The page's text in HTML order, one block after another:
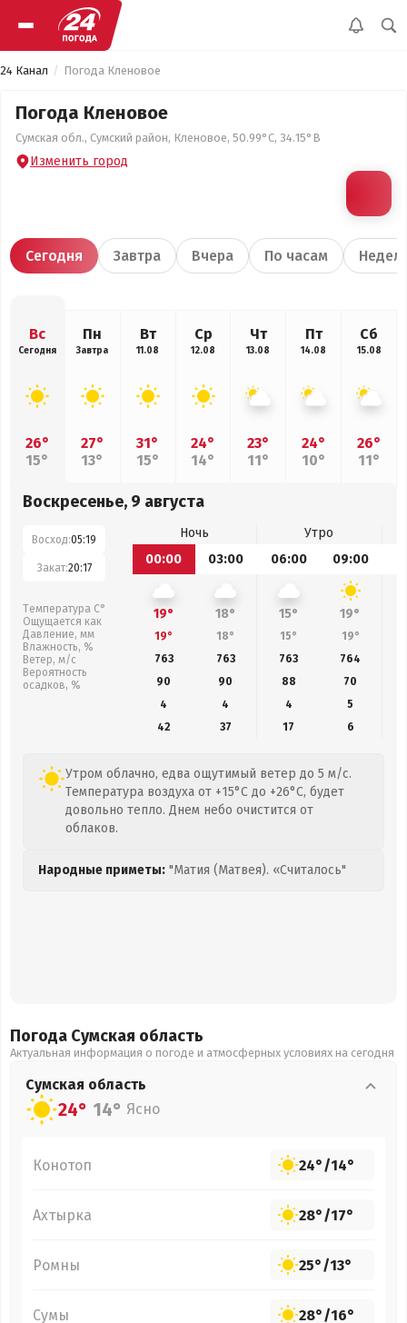
24 Канал Погода Кленовое
Погода Кленовое
Сумская обл., Сумский район, Кленовое, 50.99°С, 34.15°В
Изменить город
Сегодня Завтра Вчера По часам
Вс
Сегодня
26°
15°
Пн
Завтра
27°
13°
Вт
11.08
31°
15°
Ср
12.08
24°
14°
Чт
13.08
23°
11°
Пт
14.08
24°
10°
Сб
15.08
26°
11°
Воскресенье, 9 августа
Восход:05:19
Закат:20:17
Температура С°
Ощущается как
Давление, мм
Влажность, %
Ветер, м/с
Вероятность
осадков, %
Ночь
Утро
00:00
03:00 06:00 09:00
19° 18° 15° 19°
19° 18° 15° 19°
763
763 763 764
90
90 88 70
4
4 4
5
42
37 17 6
Утром облачно, едва ощутимый ветер до 5 м/с.
Температура воздуха от +15°C до +26°C, будет
довольно тепло. Днем небо очистится от
облаков.
Народные приметы: "Матия (Матвея). «Считалось"
Погода Сумская область
Актуальная информация о погоде и атмосферных условиях на сегодня
Сумская область
24° 14° Ясно
Конотоп 24°/14°
Ахтырка 28°/17°
Ромны 25°/13°
Сумы 28°/16°